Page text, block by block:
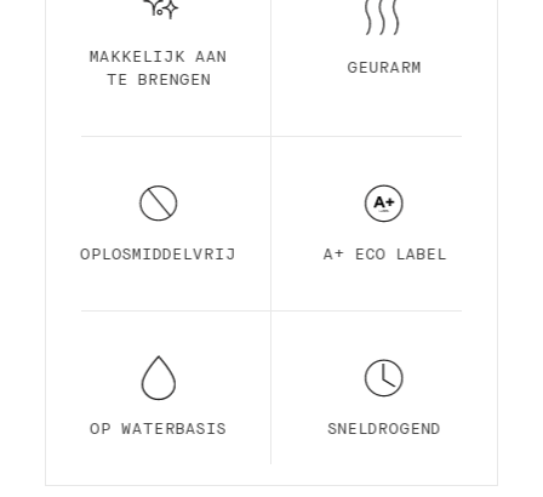
MAKKELIJK AAN
TE BRENGEN
GEURARM
OPLOSMIDDELVRIJ A+ ECO LABEL
OP WATERBASIS SNELDROGEND